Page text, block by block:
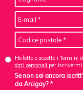
Ho letto e accetto i Termini
dati personali per
Se non sei ancora
da Arcigay? *